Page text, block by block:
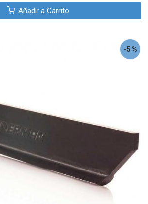
Añadir a Carrito
-5 %